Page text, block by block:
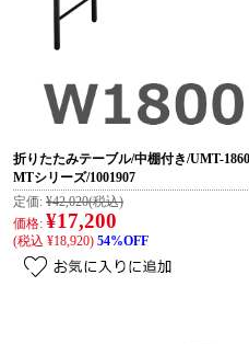
折りたたみテーブル/中棚付き/UMT-
MTシリーズ/1001907
定価: ¥42,020(税込)
価格: ¥17,200
(税込 ¥18,920) 54%OFF